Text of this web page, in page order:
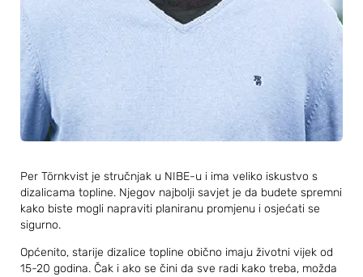
Per Törnkvist je stručnjak u NIBE-u i ima veliko iskustvo s
dizalicama topline. Njegov najbolji savjet je da budete spremni
kako biste mogli napraviti planiranu promjenu i osjećati se
sigurno.
Općenito, starije dizalice topline obično imaju životni vijek od
15-20 godina. Čak i ako se čini da sve radi kako treba, možda